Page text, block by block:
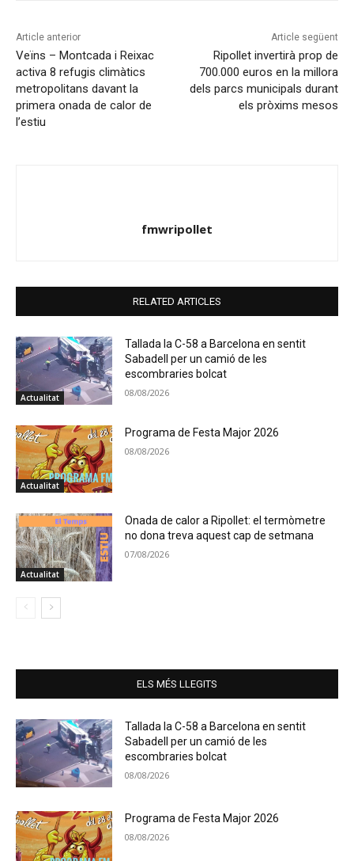
Article anterior
Veïns – Montcada i Reixac
activa 8 refugis climàtics
metropolitans davant la
primera onada de calor de
l’estiu
Article següent
Ripollet invertirà prop de
700.000 euros en la millora
dels parcs municipals durant
els pròxims mesos
fmwripollet
RELATED ARTICLES
Actualitat
Tallada la C-58 a Barcelona en sentit
Sabadell per un camió de les
escombraries bolcat
08/08/2026
Actualitat
Programa de Festa Major 2026
08/08/2026
Actualitat
Onada de calor a Ripollet: el termòmetre
no dona treva aquest cap de setmana
07/08/2026
ELS MÉS LLEGITS
Tallada la C-58 a Barcelona en sentit
Sabadell per un camió de les
escombraries bolcat
08/08/2026
Programa de Festa Major 2026
08/08/2026